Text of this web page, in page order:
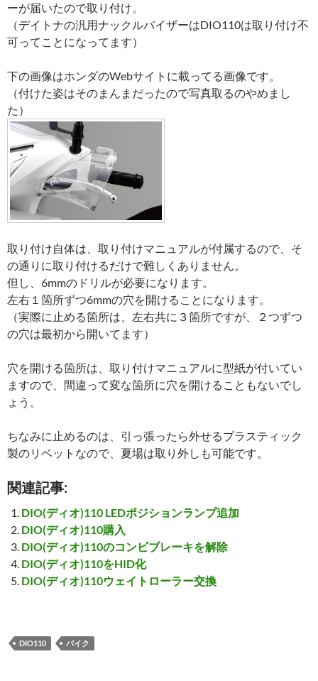
ーが届いたので取り付け。
（デイトナの汎用ナックルバイザーはDIO110は取り付け不
可ってことになってます）
下の画像はホンダのWebサイトに載ってる画像です。
（付けた姿はそのまんまだったので写真取るのやめまし
た）
取り付け自体は、取り付けマニュアルが付属するので、そ
の通りに取り付けるだけで難しくありません。
但し、6mmのドリルが必要になります。
左右１箇所ずつ6mmの穴を開けることになります。
（実際に止める箇所は、左右共に３箇所ですが、２つずつ
の穴は最初から開いてます）
穴を開ける箇所は、取り付けマニュアルに型紙が付いてい
ますので、間違って変な箇所に穴を開けることもないでし
ょう。
ちなみに止めるのは、引っ張ったら外せるプラスティック
製のリベットなので、夏場は取り外しも可能です。
関連記事:
DIO(ディオ)110 LEDポジションランプ追加
DIO(ディオ)110購入
DIO(ディオ)110のコンビブレーキを解除
DIO(ディオ)110をHID化
DIO(ディオ)110ウェイトローラー交換
DIO110 バイク